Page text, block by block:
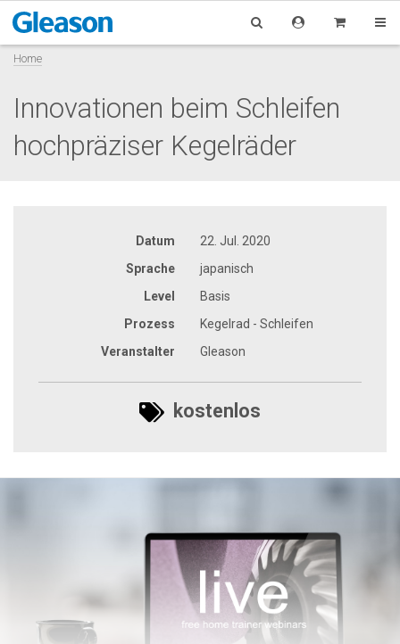
Home
Innovationen beim Schleifen
hochpräziser Kegelräder
Datum
22. Jul. 2020
Sprache
japanisch
Level
Basis
Prozess
Kegelrad - Schleifen
Veranstalter
Gleason
kostenlos